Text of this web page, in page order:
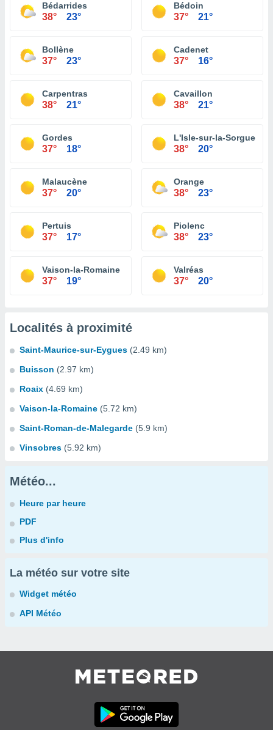
Bédarrides
38° 23°
Bédoin
37° 21°
Bollène
37° 23°
Cadenet
37° 16°
Carpentras
38° 21°
Cavaillon
38° 21°
Gordes
37° 18°
L'Isle-sur-la-Sorgue
38° 20°
Malaucène
37° 20°
Orange
38° 23°
Pertuis
37° 17°
Piolenc
38° 23°
Vaison-la-Romaine
37° 19°
Valréas
37° 20°
Localités à proximité
Saint-Maurice-sur-Eygues (2.49 km)
Buisson (2.97 km)
Roaix (4.69 km)
Vaison-la-Romaine (5.72 km)
Saint-Roman-de-Malegarde (5.9 km)
Vinsobres (5.92 km)
Météo...
Heure par heure
PDF
Plus d'info
La météo sur votre site
Widget météo
API Météo